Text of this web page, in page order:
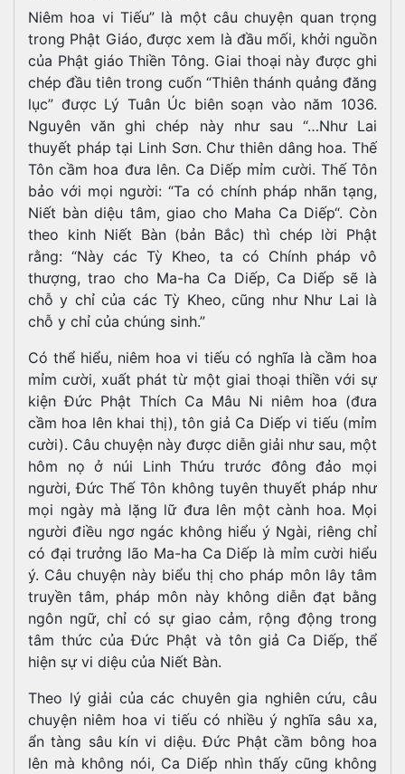
Niêm hoa vi Tiếu” là một câu chuyện quan trọng
trong Phật Giáo, được xem là đầu mối, khởi nguồn
của Phật giáo Thiền Tông. Giai thoại này được ghi
chép đầu tiên trong cuốn “Thiên thánh quảng đăng
lục” được Lý Tuân Úc biên soạn vào năm 1036.
Nguyên văn ghi chép này như sau “…Như Lai
thuyết pháp tại Linh Sơn. Chư thiên dâng hoa. Thế
Tôn cầm hoa đưa lên. Ca Diếp mỉm cười. Thế Tôn
bảo với mọi người: “Ta có chính pháp nhãn tạng,
Niết bàn diệu tâm, giao cho Maha Ca Diếp“. Còn
theo kinh Niết Bàn (bản Bắc) thì chép lời Phật
rằng: “Này các Tỳ Kheo, ta có Chính pháp vô
thượng, trao cho Ma-ha Ca Diếp, Ca Diếp sẽ là
chỗ y chỉ của các Tỳ Kheo, cũng như Như Lai là
chỗ y chỉ của chúng sinh.”
Có thể hiểu, niêm hoa vi tiếu có nghĩa là cầm hoa
mỉm cười, xuất phát từ một giai thoại thiền với sự
kiện Đức Phật Thích Ca Mâu Ni niêm hoa (đưa
cầm hoa lên khai thị), tôn giả Ca Diếp vi tiếu (mỉm
cười). Câu chuyện này được diễn giải như sau, một
hôm nọ ở núi Linh Thứu trước đông đảo mọi
người, Đức Thế Tôn không tuyên thuyết pháp như
mọi ngày mà lặng lữ đưa lên một cành hoa. Mọi
người điều ngơ ngác không hiểu ý Ngài, riêng chỉ
có đại trưởng lão Ma-ha Ca Diếp là mỉm cười hiểu
ý. Câu chuyện này biểu thị cho pháp môn lây tâm
truyền tâm, pháp môn này không diễn đạt bằng
ngôn ngữ, chỉ có sự giao cảm, rộng động trong
tâm thức của Đức Phật và tôn giả Ca Diếp, thể
hiện sự vi diệu của Niết Bàn.
Theo lý giải của các chuyên gia nghiên cứu, câu
chuyện niêm hoa vi tiếu có nhiều ý nghĩa sâu xa,
ẩn tàng sâu kín vi diệu. Đức Phật cầm bông hoa
lên mà không nói, Ca Diếp nhìn thấy cũng không